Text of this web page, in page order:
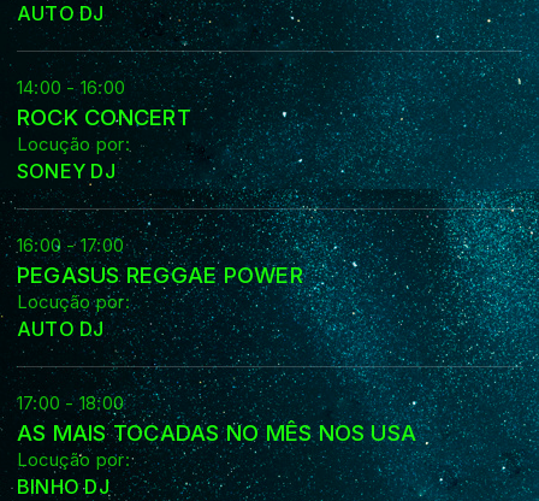
AUTO DJ
14:00 - 16:00
ROCK CONCERT
Locução por:
SONEY DJ
16:00 - 17:00
PEGASUS REGGAE POWER
Locução por:
AUTO DJ
17:00 - 18:00
AS MAIS TOCADAS NO MÊS NOS USA
Locução por:
BINHO DJ